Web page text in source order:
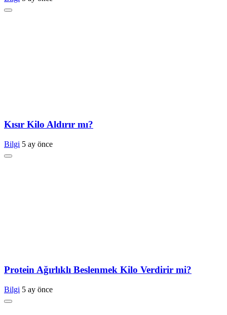
Kısır Kilo Aldırır mı?
Bilgi 5 ay önce
Protein Ağırlıklı Beslenmek Kilo Verdirir mi?
Bilgi 5 ay önce